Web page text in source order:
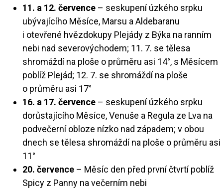
11. a 12. července – seskupení úzkého srpku
ubývajícího Měsíce, Marsu a Aldebaranu
i otevřené hvězdokupy Plejády z Býka na ranním
nebi nad severovýchodem; 11. 7. se tělesa
shromáždí na ploše o průměru asi 14°, s Měsícem
poblíž Plejád; 12. 7. se shromáždí na ploše
o průměru asi 17°
16. a 17. července – seskupení úzkého srpku
dorůstajícího Měsíce, Venuše a Regula ze Lva na
podvečerní obloze nízko nad západem; v obou
dnech se tělesa shromáždí na ploše o průměru asi
11°
20. července – Měsíc den před první čtvrtí poblíž
Spicy z Panny na večerním nebi